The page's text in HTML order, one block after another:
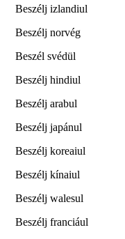
Beszélj izlandiul
Beszélj norvég
Beszél svédül
Beszélj hindiul
Beszélj arabul
Beszélj japánul
Beszélj koreaiul
Beszélj kínaiul
Beszélj walesul
Beszélj franciául